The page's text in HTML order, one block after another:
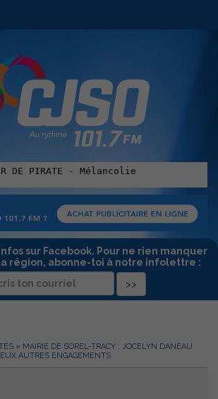
sur Facebook. Pour ne rien manquer
région, abonne-toi à notre infolettre :
» MAIRIE DE SOREL-TRACY : JOCELYN DANEAU
AUTRES ENGAGEMENTS